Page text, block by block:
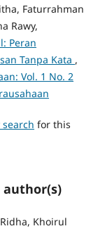
Faturrahman
Rawy,
Peran
Tanpa Kata ,
Vol. 1 No. 2
for this
author(s)
Khoirul